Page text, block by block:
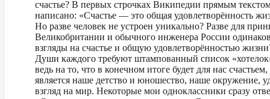
счастье? В первых строчках Википедии прямым
написано: «Счастье — это общая удовлетворённость
Но разве человек не устроен уникально? Разве для
Великобритании и обычного инженера России
взгляды на счастье и общую удовлетворённостью
Души каждого требуют штампованный список
ведь на то, что в конечном итоге будет для нас счастьем,
является наше детство и юношество, наше окружение,
взгляд на мир. Некоторые мои одноклассники сразу